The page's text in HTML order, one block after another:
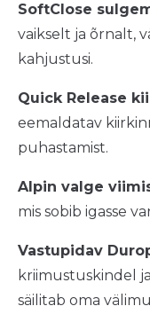
SoftClose
vaikselt ja õrnalt,
kahjustusi.
Quick Release
eemaldatav
puhastamist.
Alpin valge
mis sobib igasse
Vastupidav
kriimustuskindel
säilitab oma